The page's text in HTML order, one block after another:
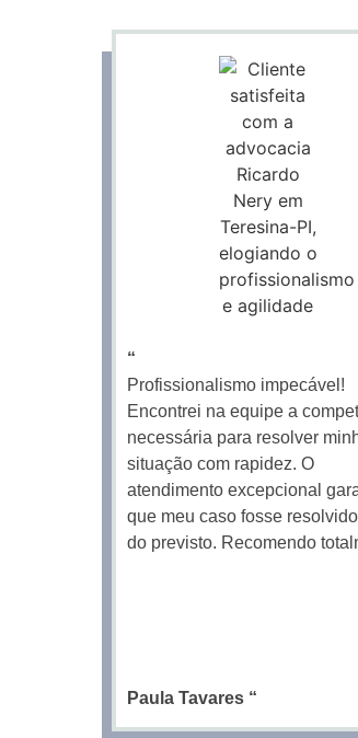
“
Profissionalismo impecável!
Encontrei na equipe a
necessária para resolver
situação com rapidez. O
atendimento excepcional
que meu caso fosse
do previsto. Recomendo
Paula Tavares “